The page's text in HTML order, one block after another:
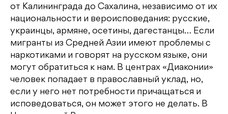
от Калининграда до Сахалина, независимо от их
национальности и вероисповедания: русские,
украинцы, армяне, осетины, дагестанцы… Если
мигранты из Средней Азии имеют проблемы с
наркотиками и говорят на русском языке, они
могут обратиться к нам. В центрах «Диаконии»
человек попадает в православный уклад, но,
если у него нет потребности причащаться и
исповедоваться, он может этого не делать. В